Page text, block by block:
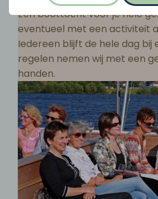
Een boottocht voor je hele
eventueel met een activiteit
Iedereen blijft de hele dag bij
regelen nemen wij met een
handen.